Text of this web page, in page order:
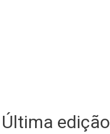
Última edição